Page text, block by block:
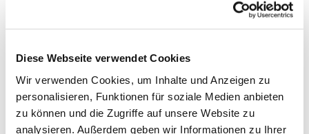
Diese Webseite verwendet Cookies
Wir verwenden Cookies, um Inhalte und Anzeigen zu
personalisieren, Funktionen für soziale Medien anbieten
zu können und die Zugriffe auf unsere Website zu
analysieren. Außerdem geben wir Informationen zu Ihrer
um feierte,
schien auf
herrschen. Die ganze Gemeinde ehrte ihren Pfarrer.
Der Generalvikar aus Berlin, viele Geistliche aus
den Nachbargemeinden, Vertreter der Stadt, der
Regierung und des Militärs überbrachten